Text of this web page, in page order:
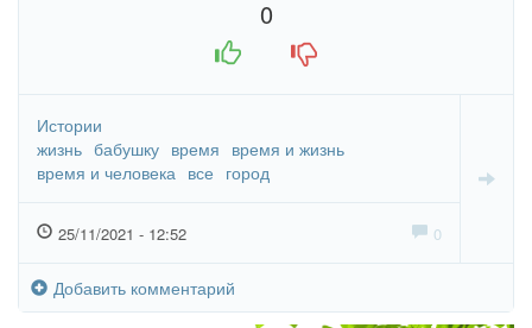
0
Истории
жизнь бабушку время время и жизнь
время и человека все город
25/11/2021 - 12:52 0
Добавить комментарий